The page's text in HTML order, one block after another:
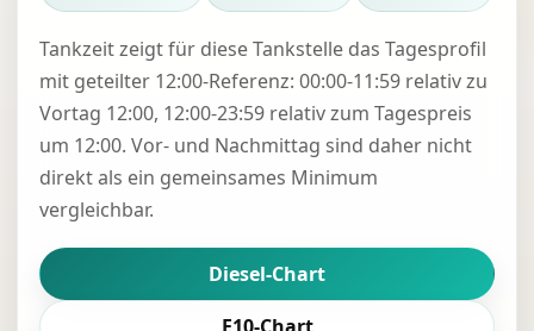
Tankzeit zeigt für diese Tankstelle das Tagesprofil
mit geteilter 12:00-Referenz: 00:00-11:59 relativ zu
Vortag 12:00, 12:00-23:59 relativ zum Tagespreis
um 12:00. Vor- und Nachmittag sind daher nicht
direkt als ein gemeinsames Minimum
vergleichbar.
Diesel-Chart